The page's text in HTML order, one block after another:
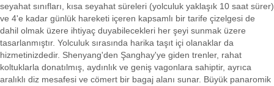
seyahat sınıfları, kısa seyahat süreleri (yolculuk yaklaşık 10 saat sürer)
ve 4'e kadar günlük hareketi içeren kapsamlı bir tarife çizelgesi de
dahil olmak üzere ihtiyaç duyabilecekleri her şeyi sunmak üzere
tasarlanmıştır. Yolculuk sırasında harika taşıt içi olanaklar da
hizmetinizdedir. Shenyang'den Şanghay'ye giden trenler, rahat
koltuklarla donatılmış, aydınlık ve geniş vagonlara sahiptir, ayrıca
aralıklı diz mesafesi ve cömert bir bagaj alanı sunar. Büyük panaromik